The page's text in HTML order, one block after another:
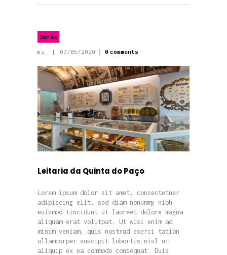
Obras
ms_ 07/05/2020 0 comments
Leitaria da Quinta do Paço
Lorem ipsum dolor sit amet, consectetuer
adipiscing elit, sed diam nonummy nibh
euismod tincidunt ut laoreet dolore magna
aliquam erat volutpat. Ut wisi enim ad
minim veniam, quis nostrud exerci tation
ullamcorper suscipit lobortis nisl ut
aliquip ex ea commodo consequat. Duis